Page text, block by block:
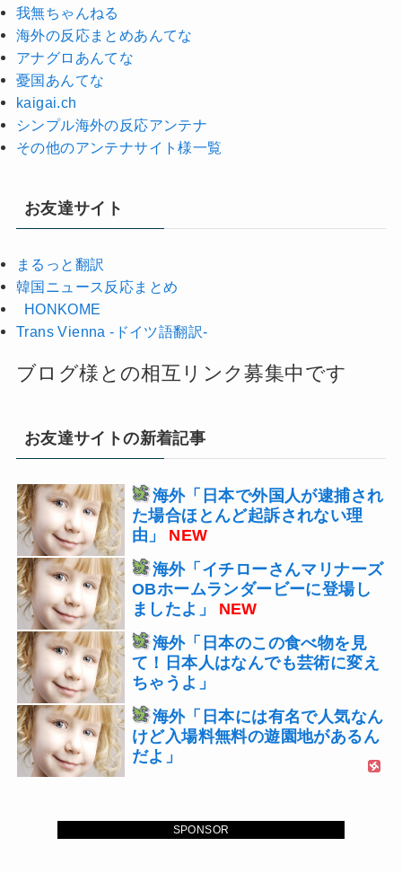
我無ちゃんねる
海外の反応まとめあんてな
アナグロあんてな
憂国あんてな
kaigai.ch
シンプル海外の反応アンテナ
その他のアンテナサイト様一覧
お友達サイト
まるっと翻訳
韓国ニュース反応まとめ
HONKOME
Trans Vienna -ドイツ語翻訳-
ブログ様との相互リンク募集中です
お友達サイトの新着記事
SPONSOR
海外「日本で外国人が逮捕され
た場合ほとんど起訴されない理
由」
NEW
海外「イチローさんマリナーズ
OBホームランダービーに登場し
ましたよ」
NEW
海外「日本のこの食べ物を見
て！日本人はなんでも芸術に変え
ちゃうよ」
海外「日本には有名で人気なん
けど入場料無料の遊園地があるん
だよ」